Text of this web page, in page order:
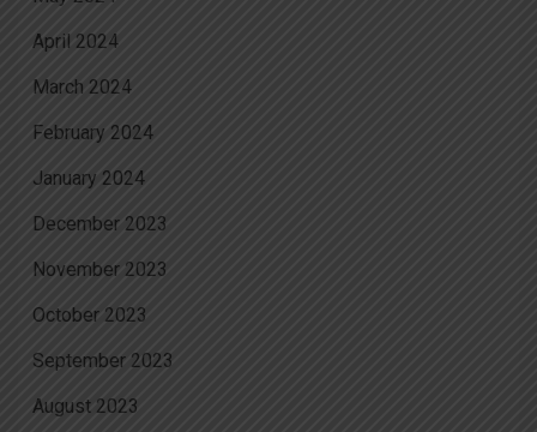
April 2024
March 2024
February 2024
January 2024
December 2023
November 2023
October 2023
September 2023
August 2023